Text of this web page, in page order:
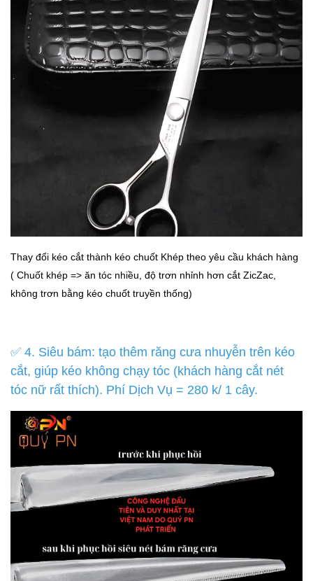
Thay đổi kéo cắt thành kéo chuốt Khép theo yêu cầu khách hàng
( Chuốt khép => ăn tóc nhiều, độ trơn nhỉnh hơn cắt ZicZac,
không trơn bằng kéo chuốt truyền thống)
✅ 4. Siêu bám: tạo thêm răng cưa nhuyễn trên kéo
cắt, giúp kéo không chạy tóc (khách hàng cắt nét
tóc nữ rất thích). Phí Dịch Vụ = 280 k/ 1 cây.